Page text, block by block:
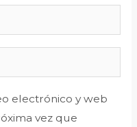
electrónico y web
vez que